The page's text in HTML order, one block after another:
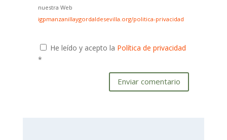
nuestra Web
igpmanzanillaygordaldesevilla.org/politica-privacidad
He leído y acepto la Política de privacidad
*
Enviar comentario